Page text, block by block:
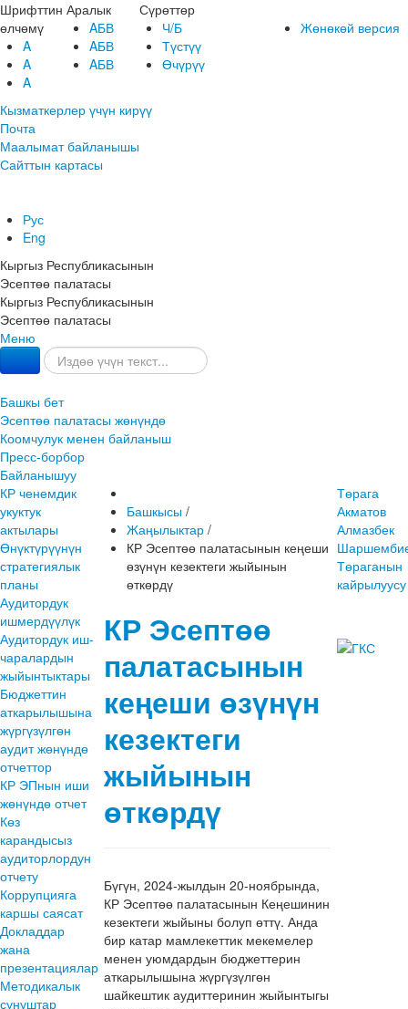
Шрифттин
өлчөмү
A
A
A
Аралык
AБВ
AБВ
AБВ
Сүрөттөр
Ч/Б
Түстүү
Өчүрүү
Жөнөкөй версия
Кызматкерлер үчүн кирүү
Почта
Маалымат байланышы
Сайттын картасы
Рус
Eng
Кыргыз Республикасынын
Эсептөө палатасы
Кыргыз Республикасынын
Эсептөө палатасы
Меню
Башкы бет
Эсептөө палатасы жөнүндө
Коомчулук менен байланыш
Пресс-борбор
Байланышуу
КР ченемдик
укуктук
актылары
Өнүктүрүүнүн
стратегиялык
планы
Аудитордук
ишмердүүлүк
Аудитордук иш-
чаралардын
жыйынтыктары
Бюджеттин
аткарылышына
жүргүзүлгөн
аудит жөнүндө
отчеттор
КР ЭПнын иши
жөнүндө отчет
Көз
карандысыз
аудиторлордун
отчету
Коррупцияга
каршы саясат
Докладдар
жана
презентациялар
Методикалык
сунуштар
Башкысы /
Жаңылыктар /
КР Эсептөө палатасынын кеңеши
өзүнүн кезектеги жыйынын
өткөрдү
КР Эсептөө
палатасынын
кеңеши өзүнүн
кезектеги
жыйынын
өткөрдү
Бүгүн, 2024-жылдын 20-ноябрында,
КР Эсептөө палатасынын Кеңешинин
кезектеги жыйыны болуп өттү. Анда
бир катар мамлекеттик мекемелер
менен уюмдардын бюджеттерин
аткарылышына жүргүзүлгөн
шайкештик аудиттеринин жыйынтыгы
Төрага
Акматов
Алмазбек
Төраганын
кайрылуусу